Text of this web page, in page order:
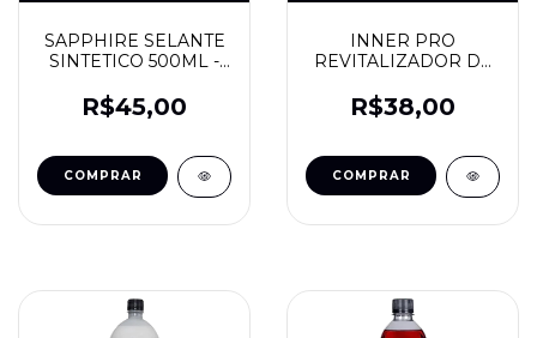
SAPPHIRE SELANTE
SINTETICO 500ML -
R$45,00
INNER PRO
REVITALIZADOR DE
INTERNOS 500ML -
JAÇA
R$38,00